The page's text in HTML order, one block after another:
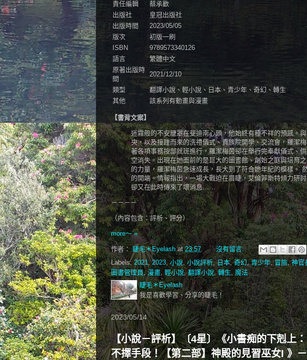
責任編輯
蔡承歡
出版社
皇冠出版社
出版時間
2023/05/05
版次
初版一刷
ISBN
9789573340126
語言
繁體中文
原著出版時
間
2021/12/10
類型
翻譯小說、輕小說、日本、青少年、奇幻、轉生
其他
該系列有動畫與漫畫
【書背文案】
迷霧般的不安籠罩在斐迪南心頭，他始終有種不祥的預感。
央，以及接踵而來的洗禮儀式、貴族院開學、交流會，羅潔
著各項事務按部就班進行，羅潔梅茵卻在舉行完奉獻儀式、
空消失。出現在她面前的是巨大的圖書館、創始之庭與培育
的力量，羅潔梅茵急速成長，長大到了符合她年紀的模樣。
的開端。情報指出，一場大戰迫在眉睫，艾倫菲斯特傾力研
卻又在此時傳來了壞消息……
－－－－
（內容包含：評析、評分）
more～ »
作者： 睫毛＊Eyelash at23:57
沒有留言:
Labels:2021 ,2023,小說 小說評析,日本,奇幻,青少年,冒險,神官
圖書管理員,漫畫 輕小說,翻譯小說 ,轉生
魔法
睫毛＊Eyelash
我是喜歡學習、分享的睫毛！
2023/05/14
【小說－評析】〔4星〕《小書痴的下剋上
不擇手段！【第二部】神殿的見習巫女I 》